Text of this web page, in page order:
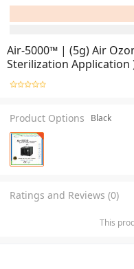
Air-5000™ | (5g) Air
Sterilization Application
Product Options Black
Ratings and Reviews (0)
This